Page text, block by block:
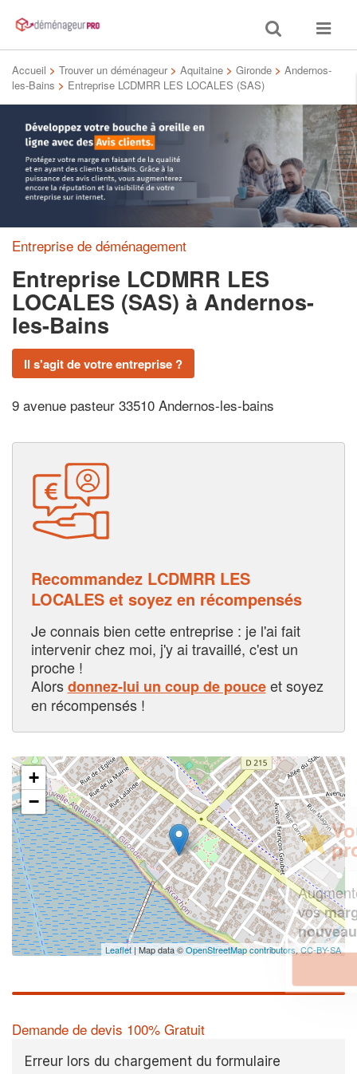
Toggle
search
Toggle
Accueil > Trouver un déménageur > Aquitaine > Gironde > Andernos-
les-Bains > Entreprise LCDMRR LES LOCALES (SAS)
Entreprise de déménagement
Entreprise LCDMRR LES
LOCALES (SAS) à Andernos-
les-Bains
Il s'agit de votre entreprise ?
9 avenue pasteur 33510 Andernos-les-bains
Recommandez LCDMRR LES
LOCALES et soyez en récompensés
Je connais bien cette entreprise : je l'ai fait
intervenir chez moi, j'y ai travaillé, c'est un
proche !
Alorsdonnez-lui un coup de pouceet soyez
en récompensés !
+
−
Leaflet| Map data ©OpenStreetMap contributors,CC-BY-SA
Demande de devis 100% Gratuit
Erreur lors du chargement du formulaire
✕
Vous êtes un
professionnel ?
Augmentez votrechiffre d'affaireset
vosmargestout en gagnant de
nouveaux clients!